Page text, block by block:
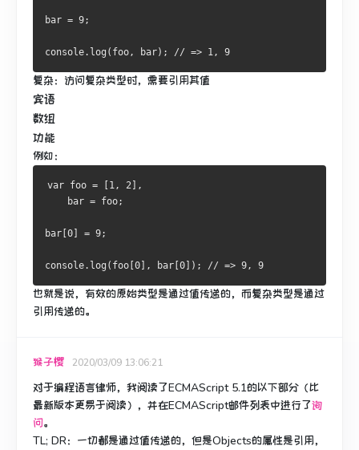
bar = 9;
console.log(foo, bar); // => 1, 9
复杂：访问复杂类型时，需要引用其值
宾语
数组
功能
例如：
var foo = [1, 2],
    bar = foo;
bar[0] = 9;
console.log(foo[0], bar[0]); // => 9, 9
也就是说，有效的原始类型是通过值传递的，而复杂类型是通过
引用传递的。
猴子樱 2020/03/09 13:06:21
对于编程语言律师，我阅读了ECMAScript 5.1的以下部分（比
最新版本更易于阅读），并在ECMAScript邮件列表中进行了询
问。
TL; DR：一切都是通过值传递的，但是Objects的属性是引用，